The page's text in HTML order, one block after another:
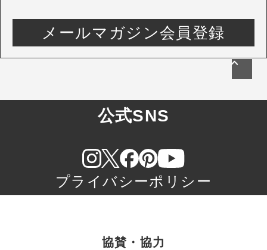
メールマガジン会員登録
公式SNS
プライバシーポリシー
協賛・協力